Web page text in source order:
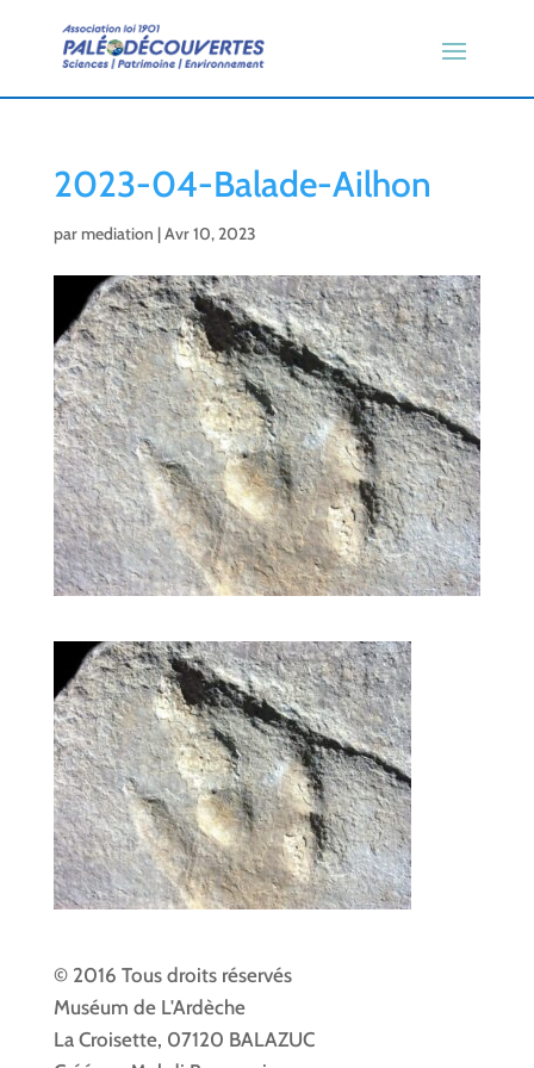
2023-04-Balade-Ailhon
parmediation |Avr 10, 2023
© 2016 Tous droits réservés
Muséum de L'Ardèche
La Croisette, 07120 BALAZUC